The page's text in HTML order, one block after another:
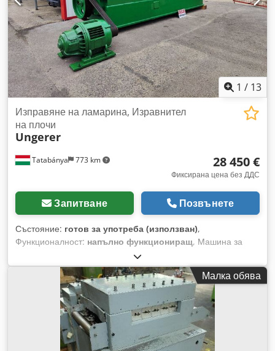
(ШxДxВ): 2,0 x 2,0 x 2,3 м Изправяща машина RM 8-53/160-
800 с безстепенно регулируемо задвижване, задвижвани
изправящи валци, опорни валци, хидравлично отваряем
изправящ стол, моторно регулиране на валцовия стол,
хидравличен въвеждащ клин, водене на лентата отстрани
при входа.
1 / 13
Tatabánya 773 km
Изправяне на ламарина, Изравнител
на плочи
Ungerer
28 450 €
Фиксирана цена без ДДС
Запитване Позвънете
Състояние: готов за употреба (използван),
Функционалност: напълно функциониращ, Машина за
изправяне на ламарина, 2100 мм, изправяне на ламарина,
машина за нивелиране на плочи 2100 мм Употребявана
машина Максимална ширина на листа: 2100 мм (2100x8
мм) Максимална дебелина на листа: 10 мм (1500x10 мм)
Брой ролки: 11 бр. Диаметър на ролките: 95 мм
Електромотор: регулируема скорост и посока Dcsdpfov Tpv
Nox Aipok Електрически данни: 400 V, 50 Hz, 36 A, 22.5 kW
Включва ролков транспортьор.
Малка обява